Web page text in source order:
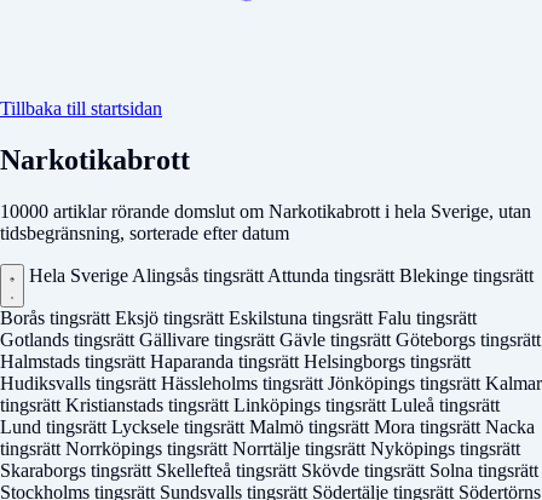
Tillbaka till startsidan
Narkotikabrott
10000 artiklar rörande domslut om Narkotikabrott i hela Sverige, utan
tidsbegränsning, sorterade efter datum
Hela Sverige Alingsås tingsrätt Attunda tingsrätt Blekinge tingsrätt
Borås tingsrätt Eksjö tingsrätt Eskilstuna tingsrätt Falu tingsrätt
Gotlands tingsrätt Gällivare tingsrätt Gävle tingsrätt Göteborgs tingsrätt
Halmstads tingsrätt Haparanda tingsrätt Helsingborgs tingsrätt
Hudiksvalls tingsrätt Hässleholms tingsrätt Jönköpings tingsrätt Kalmar
tingsrätt Kristianstads tingsrätt Linköpings tingsrätt Luleå tingsrätt
Lund tingsrätt Lycksele tingsrätt Malmö tingsrätt Mora tingsrätt Nacka
tingsrätt Norrköpings tingsrätt Norrtälje tingsrätt Nyköpings tingsrätt
Skaraborgs tingsrätt Skellefteå tingsrätt Skövde tingsrätt Solna tingsrätt
Stockholms tingsrätt Sundsvalls tingsrätt Södertälje tingsrätt Södertörns